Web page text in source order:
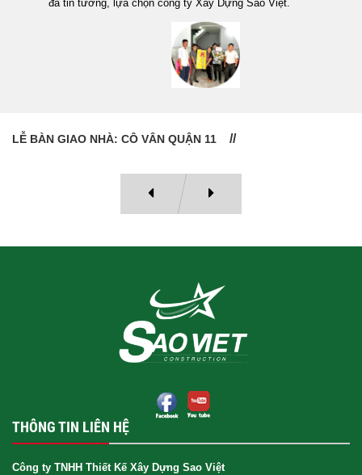
đã tin tưởng, lựa chọn công ty Xây Dựng Sao Việt.
LỄ BÀN GIAO NHÀ: CÔ VÂN QUẬN 11
THÔNG TIN LIÊN HỆ
Công ty TNHH Thiết Kế Xây Dựng Sao Việt